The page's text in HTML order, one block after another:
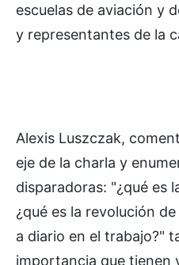
escuelas de aviación y
y representantes de la
Alexis Luszczak,
eje de la charla y
disparadoras: "¿qué es
¿qué es la revolución
a diario en el trabajo?"
importancia que tienen